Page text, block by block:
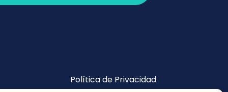
Política de Privacidad